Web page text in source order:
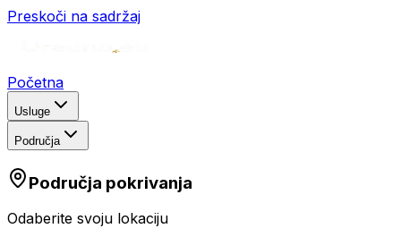
Preskoči na sadržaj
Početna
Usluge
Područja
Područja pokrivanja
Odaberite svoju lokaciju